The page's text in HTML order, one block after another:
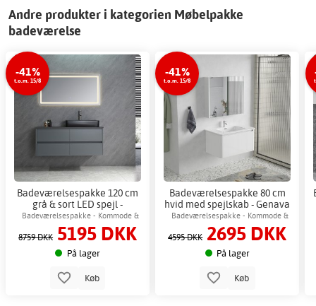
Andre produkter i kategorien Møbelpakke
badeværelse
-41%
t.o.m. 15/8
Badeværelsespakke 120 cm
grå & sort LED spejl -
Spejlskab + Toiletpapirholder
Badeværelsespakke - Kommode &
spejl med LED-belysning
8759 DKK 5195 DKK
På lager
Køb
-41%
t.o.m. 15/8
Badeværelsespakke 80 cm
hvid med spejlskab - Genava
+ 2.00 x Badeværelse krog
Badeværelsespakke - Kommode &
spejlskab
4595 DKK 2695 DKK
På lager
Køb